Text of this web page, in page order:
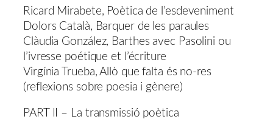
Ricard Mirabete, Poètica de l’esdeveniment
Dolors Català, Barquer de les paraules
Clàudia González, Barthes avec Pasolini ou
l’ivresse poétique et l’écriture
Virgínia Trueba, Allò que falta és no-res
(reflexions sobre poesia i gènere)
PART II – La transmissió poètica